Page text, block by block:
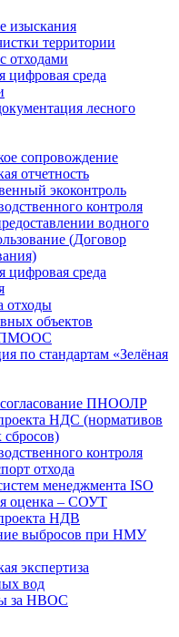
изыскания
территории
отходами
цифровая среда
лесного
сопровождение
отчетность
экоконтроль
контроля
водного
(Договор
цифровая среда
отходы
объектов
ПМООС
по стандартам «Зелёная
согласование ПНООЛР
НДС (нормативов
контроля
отхода
менеджмента ISO
оценка – СОУТ
НДВ
выбросов при НМУ
экспертиза
вод
за НВОС